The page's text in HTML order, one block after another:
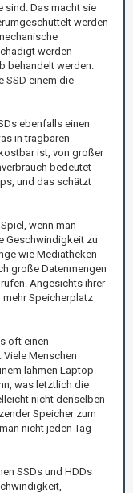
sind. Das macht sie
werden
werden
behandelt werden.
SSD einem die
ebenfalls einen
in tragbaren
ist, von großer
bedeutet
und das schätzt
wenn man
Geschwindigkeit zu
wie Mediatheken
große Datenmengen
Angesichts ihrer
Speicherplatz
oft einen
Menschen
lahmen Laptop
was letztlich die
nicht denselben
Speicher zum
nicht jeden Tag
SSDs und HDDs